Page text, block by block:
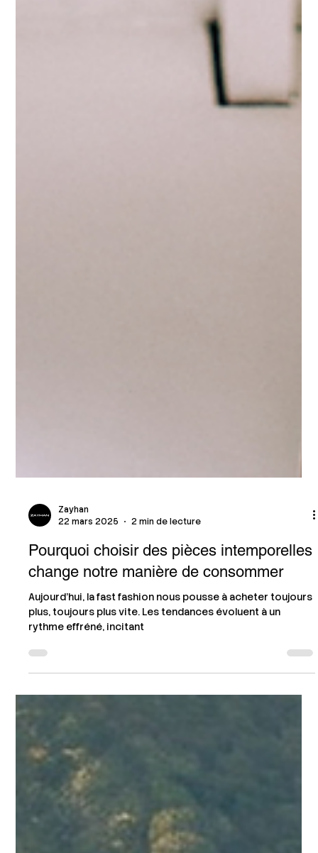
Zayhan
22 mars 2025
2 min de lecture
Pourquoi choisir des pièces intemporelles
change notre manière de consommer
plus, toujours plus vite. Les tendances évoluent à un
rythme effréné, incitant